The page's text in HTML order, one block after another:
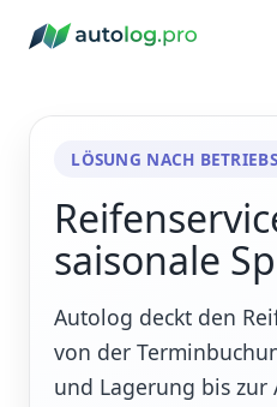
LÖSUNG NACH
saisonale
Autolog deckt den
von der
und Lagerung bis zur